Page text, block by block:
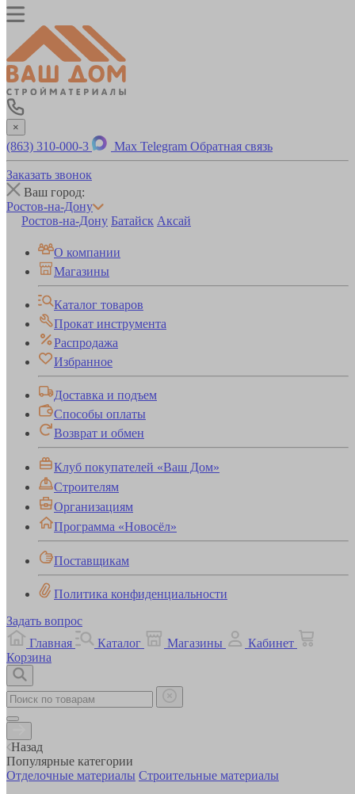
×
(863) 310-000-3 Max Telegram Обратная связь
Заказать звонок
Ваш город:
Ростов-на-Дону
Ростов-на-Дону Батайск Аксай
О компании
Магазины
Каталог товаров
Прокат инструмента
Распродажа
Избранное
Доставка и подъем
Способы оплаты
Возврат и обмен
Клуб покупателей «Ваш Дом»
Строителям
Организациям
Программа «Новосёл»
Поставщикам
Политика конфиденциальности
Задать вопрос
Главная
Каталог Магазины
Кабинет
Корзина
Назад
Популярные категории
Отделочные материалы Строительные материалы